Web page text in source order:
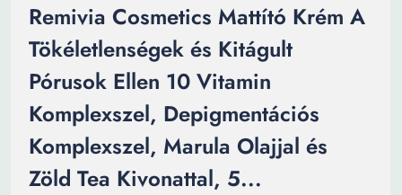
Remivia Cosmetics Mattító Krém A
Tökéletlenségek és Kitágult
Pórusok Ellen 10 Vitamin
Komplexszel, Depigmentációs
Komplexszel, Marula Olajjal és
Zöld Tea Kivonattal, 5...